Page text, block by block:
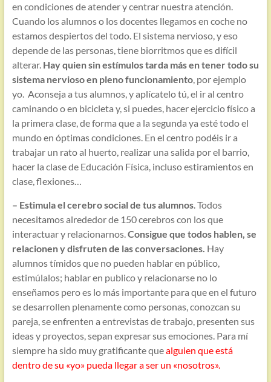
en condiciones de atender y centrar nuestra atención.
Cuando los alumnos o los docentes llegamos en coche no
estamos despiertos del todo. El sistema nervioso, y eso
depende de las personas, tiene biorritmos que es difícil
alterar. Hay quien sin estímulos tarda más en tener todo su
sistema nervioso en pleno funcionamiento, por ejemplo
yo. Aconseja a tus alumnos, y aplícatelo tú, el ir al centro
caminando o en bicicleta y, si puedes, hacer ejercicio físico a
la primera clase, de forma que a la segunda ya esté todo el
mundo en óptimas condiciones. En el centro podéis ir a
trabajar un rato al huerto, realizar una salida por el barrio,
hacer la clase de Educación Física, incluso estiramientos en
clase, flexiones…
– Estimula el cerebro social de tus alumnos. Todos
necesitamos alrededor de 150 cerebros con los que
interactuar y relacionarnos.Consigue que todos hablen, se
relacionen y disfruten de las conversaciones. Hay
alumnos tímidos que no pueden hablar en público,
estimúlalos; hablar en publico y relacionarse no lo
enseñamos pero es lo más importante para que en el futuro
se desarrollen plenamente como personas, conozcan su
pareja, se enfrenten a entrevistas de trabajo, presenten sus
ideas y proyectos, sepan expresar sus emociones. Para mí
siempre ha sido muy gratificante quealguien que está
dentro de su «yo» pueda llegar a ser un «nosotros».